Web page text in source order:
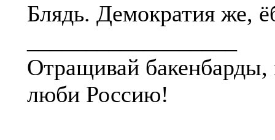
Блядь. Демократия же,
Отращивай
люби Россию!